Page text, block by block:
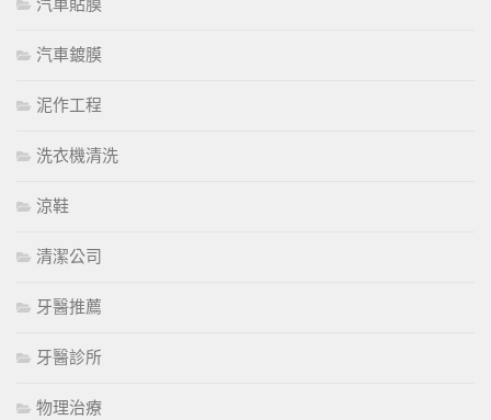
汽車貼膜
汽車鍍膜
泥作工程
洗衣機清洗
涼鞋
清潔公司
牙醫推薦
牙醫診所
物理治療